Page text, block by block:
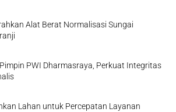
Alat Berat Normalisasi Sungai
PWI Dharmasraya, Perkuat Integritas
Lahan untuk Percepatan Layanan